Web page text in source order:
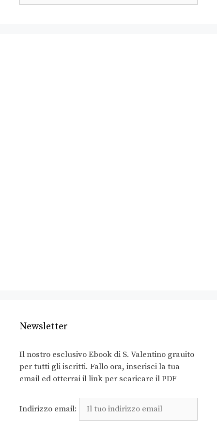
Newsletter
Il nostro esclusivo Ebook di S. Valentino grauito
per tutti gli iscritti. Fallo ora, inserisci la tua
email ed otterrai il link per scaricare il PDF
Indirizzo email: